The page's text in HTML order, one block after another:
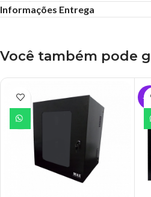
Informações Entrega
Você também pode
-